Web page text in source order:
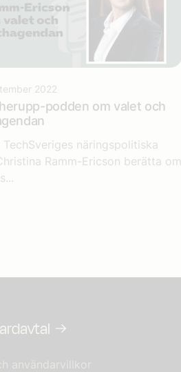
2022
podden om valet och
TechSveriges näringspolitiska
Ramm-Ericson berätta om
användarvillkor